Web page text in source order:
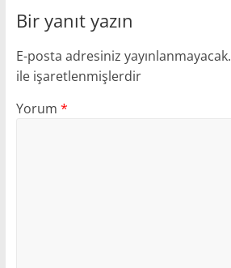
Bir yanıt yazın
E-posta adresiniz yayınlanmayacak.
ile işaretlenmişlerdir
Yorum *